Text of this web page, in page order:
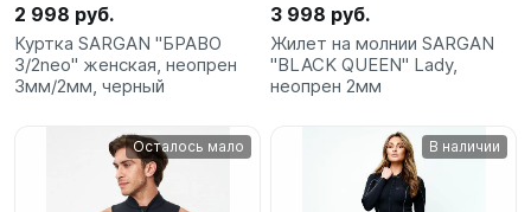
2 998 руб.
Куртка SARGAN "БРАВО
3/2neo" женская, неопрен
3мм/2мм, черный
3 998 руб.
Жилет на молнии SARGAN
"BLACK QUEEN" Lady,
неопрен 2мм
Осталось мало В наличии